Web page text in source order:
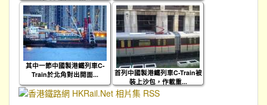
其中一節中國製港鐵列車C-
Train於北角對出開面...
首列中國製港鐵列車C-Train被
裝上沙包，作載重...